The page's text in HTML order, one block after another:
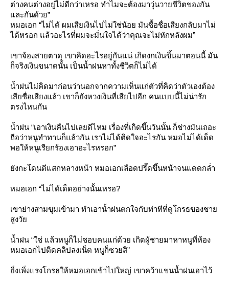
ต่างคนต่างอยู่ไม่ดีกว่าเหรอ ทำไมจะต้องมาวุ่นวายชีวิตของกัน
ละกันด้วย”
หมอเอก “ไม่ได้ ผมเสียเงินไปไม่ใช่น้อย มันซื้อชื่อเสียงกลับมาไม่
ได้หรอก แล้วอะไรที่ผมจะมั่นใจได้ว่าคุณจะไม่หักหลังผม”
เขาจ้องสายตาดุ เขาคิดอะไรอยู่กันแน่ เกิดงกเงินขึ้นมาตอนนี้ มัน
ก็จริงเงินขนาดนั้น เป็นน้ำฝนหาทั้งชีวิตก็ไม่ได้
น้ำฝนไม่คิดมาก่อนว่านอกจากความเห็นแก่ตัวที่คิดว่าตัวเองต้อง
เสียชื่อเสียงแล้ว เขาก็ยังหวงเงินที่เสียไปอีก คนแบบนี้ไม่น่ารัก
ตรงไหนกัน
น้ำฝน “เอาเงินคืนไปเลยดีไหม เรื่องที่เกิดขึ้นวันนั้น ก็ช่างมันเถอะ
ถือว่าหนูทำทานก็แล้วกัน เราไม่ได้ติดใจอะไรกัน หมอไม่ได้เด็ด
พอให้หนูเรียกร้องเอาอะไรหรอก”
ังกะโดนตีแสกหลางหน้า หมอเอกเลือดปรี๊ดขึ้นหน้าจนแดดกล่ำ
หมอเอก “ไม่ได้เด็ดอย่างนั้นเหรอ?
เขาย่างสามขุมเข้ามา ทำเอาน้ำฝนตกใจกับท่าทีที่ดูโกรธของชา
สูงวั
น้ำฝน “ใช่ แล้วหนูก็ไม่ชอบคนแก่ด้วย เกิดผู้ชายมาหาหนูที่ห้อง
หมอเอกไปติดคลิปลงเน็ต หนูก็ซวยสิ”
ิ่งเพิ่งแรงโกรธให้หมอเอกเข้าไปใหญ่ เขาคว้าแขนน้ำฝนเอาไว้